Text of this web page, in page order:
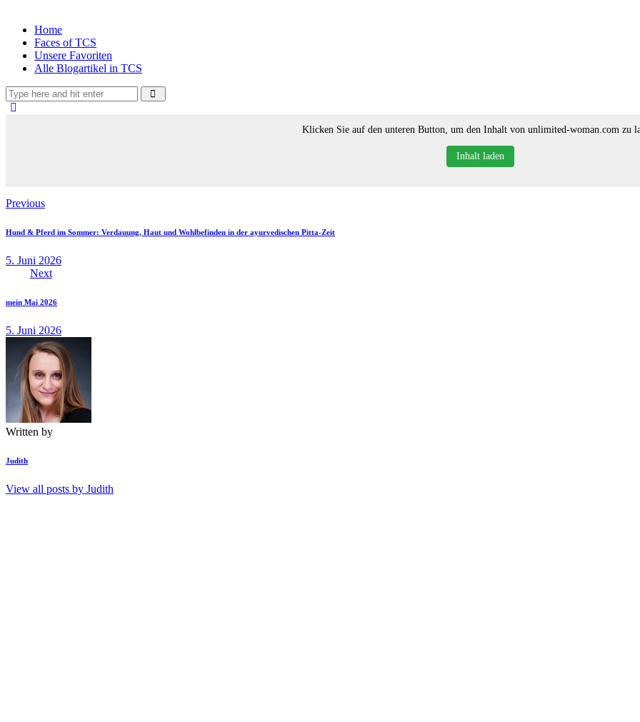
Home
Faces of TCS
Unsere Favoriten
Alle Blogartikel in TCS
Klicken Sie auf den unteren Button, um den Inhalt von unlimited-woman.com zu
Inhalt laden
Beitragsnavigation
Previous
Hund & Pferd im Sommer: Verdauung, Haut und Wohlbefinden in der ayurvedischen Pitta-Zeit
5. Juni 2026
Next
mein Mai 2026
5. Juni 2026
Written by
Judith
View all posts by Judith